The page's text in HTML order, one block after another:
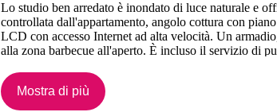
Lo studio ben arredato è inondato di luce naturale e
controllata dall'appartamento, angolo cottura con
LCD con accesso Internet ad alta velocità. Un
alla zona barbecue all'aperto. È incluso il servizio di
Mostra di più